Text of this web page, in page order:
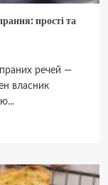
прості та
речей —
власник